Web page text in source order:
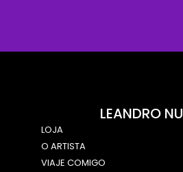
LEANDRO
LOJA
O ARTISTA
VIAJE COMIGO